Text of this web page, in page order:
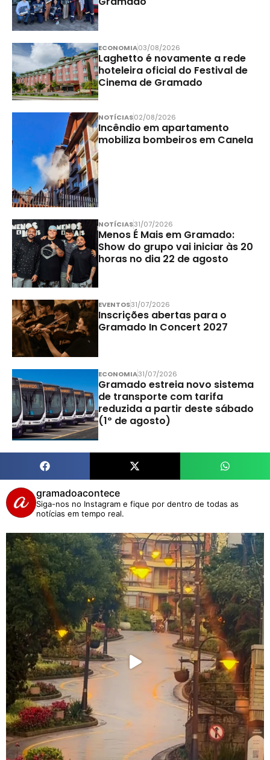
ECONOMIA03/08/2026
Laghetto é novamente a rede
hoteleira oficial do Festival de
Cinema de Gramado
NOTÍCIAS02/08/2026
Incêndio em apartamento
mobiliza bombeiros em Canela
NOTÍCIAS31/07/2026
Menos É Mais em Gramado:
Show do grupo vai iniciar às 20
horas no dia 22 de agosto
EVENTOS31/07/2026
Inscrições abertas para o
Gramado In Concert 2027
ECONOMIA31/07/2026
Gramado estreia novo sistema
de transporte com tarifa
reduzida a partir deste sábado
(1º de agosto)
gramadoacontece
Siga-nos no Instagram e fique por dentro de todas as
notícias em tempo real.